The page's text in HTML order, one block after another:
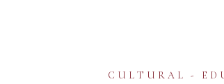
CULTURAL -